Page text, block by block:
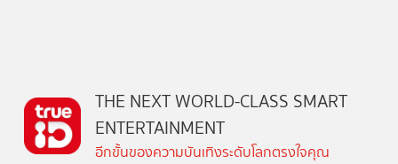
THE NEXT WORLD-CLASS SMART
ENTERTAINMENT
อีกขั้นของความบันเทิงระดับโลกตรงใจคุณ